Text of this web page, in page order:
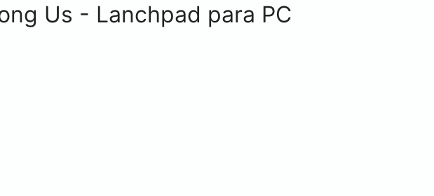
Us - Lanchpad para PC